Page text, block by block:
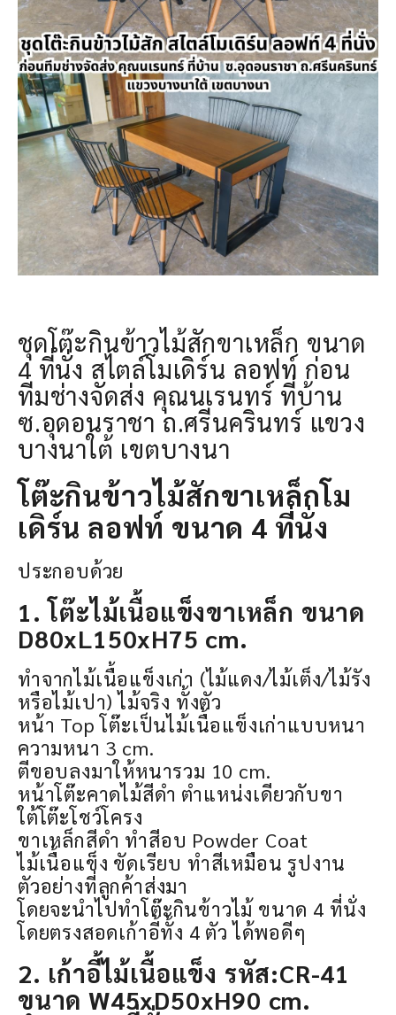
ชุดโต๊ะกินข้าวไม้สักขาเหล็ก ขนาด
4 ที่นั่ง สไตล์โมเดิร์น ลอฟท์ ก่อน
ทีมช่างจัดส่ง คุณนเรนทร์ ที่บ้าน
ซ.อุดอนราชา ถ.ศรีนครินทร์ แขวง
บางนาใต้ เขตบางนา
โต๊ะกินข้าวไม้สักขาเหล็กโม
เดิร์น ลอฟท์ ขนาด 4 ที่นั่ง
ประกอบด้วย
1. โต๊ะไม้เนื้อแข็งขาเหล็ก ขนาด
D80xL150xH75 cm.
ทำจากไม้เนื้อแข็งเก่า (ไม้แดง/ไม้เต็ง/ไม้รัง
หรือไม้เปา) ไม้จริง ทั้งตัว
หน้า Top โต๊ะเป็นไม้เนื้อแข็งเก่าแบบหนา
ความหนา 3 cm.
ตีขอบลงมาให้หนารวม 10 cm.
หน้าโต๊ะคาดไม้สีดำ ตำแหน่งเดียวกับขา
ใต้โต๊ะโชว์โครง
ขาเหล็กสีดำ ทำสีอบ Powder Coat
ไม้เนื้อแข็ง ขัดเรียบ ทำสีเหมือน รูปงาน
ตัวอย่างที่ลูกค้าส่งมา
โดยจะนำไปทำโต๊ะกินข้าวไม้ ขนาด 4 ที่นั่ง
โดยตรงสอดเก้าอี้ทั้ง 4 ตัว ได้พอดีๆ
2. เก้าอี้ไม้เนื้อแข็ง รหัส:CR-41
ขนาด W45xD50xH90 cm.